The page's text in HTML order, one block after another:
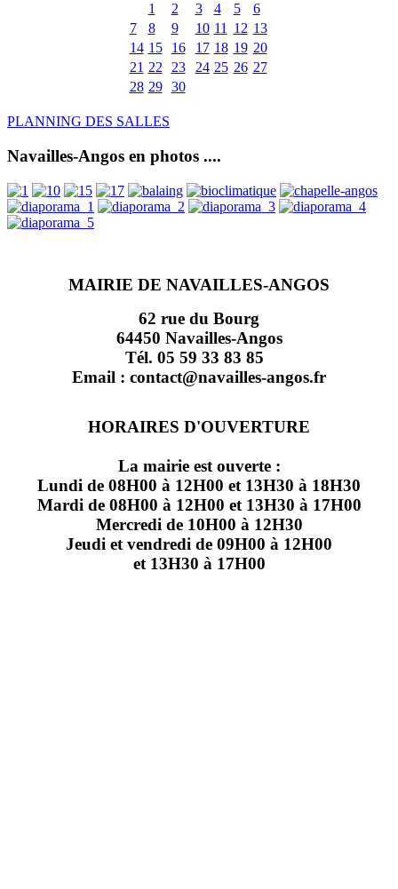
1
2 3 4 5
6
7
8 9 10 11 12 13
14 15 16 17 18 19 20
21 22 23 24 25 26 27
28 29 30
PLANNING DES SALLES
Navailles-Angos en photos ....
MAIRIE DE NAVAILLES-ANGOS
62 rue du Bourg
64450 Navailles-Angos
Tél. 05 59 33 83 85
Email : contact@navailles-angos.fr
HORAIRES D'OUVERTURE
La mairie est ouverte :
Lundi de 08H00 à 12H00 et 13H30 à 18H30
Mardi de 08H00 à 12H00 et 13H30 à 17H00
Mercredi de 10H00 à 12H30
Jeudi et vendredi de 09H00 à 12H00
et 13H30 à 17H00